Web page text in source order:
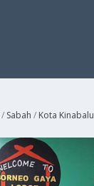
/ Sabah / Kota Kinabalu